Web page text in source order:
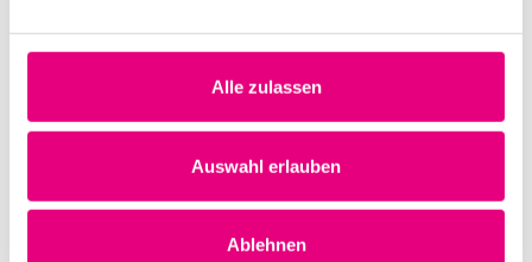
Alle zulassen
Auswahl erlauben
Ablehnen